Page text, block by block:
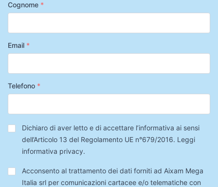
Cognome *
Email *
Telefono *
Privacy*
Dichiaro di aver letto e di accettare l’informativa ai sensi
dell’Articolo 13 del Regolamento UE n°679/2016. Leggi
informativa privacy.
Trattamento
Dati
Acconsento al trattamento dei dati forniti ad Aixam Mega
Italia srl per comunicazioni cartacee e/o telematiche con